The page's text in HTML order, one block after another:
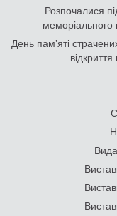
Розпочалися
меморіального
День памʼяті